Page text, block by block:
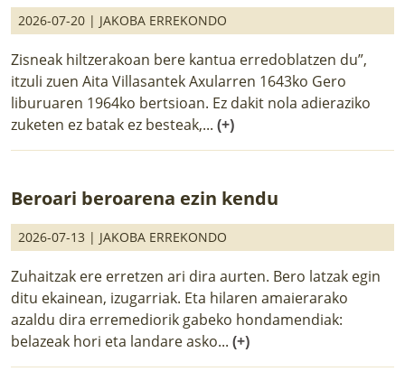
2026-07-20 | JAKOBA ERREKONDO
Zisneak hiltzerakoan bere kantua erredoblatzen du”,
itzuli zuen Aita Villasantek Axularren 1643ko Gero
liburuaren 1964ko bertsioan. Ez dakit nola adieraziko
zuketen ez batak ez besteak,... (+)
Beroari beroarena ezin kendu
2026-07-13 | JAKOBA ERREKONDO
Zuhaitzak ere erretzen ari dira aurten. Bero latzak egin
ditu ekainean, izugarriak. Eta hilaren amaierarako
azaldu dira erremediorik gabeko hondamendiak:
belazeak hori eta landare asko... (+)